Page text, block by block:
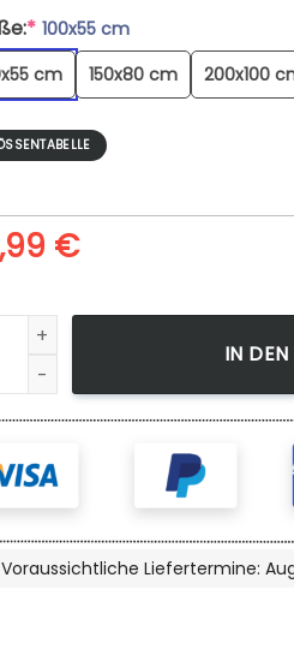
* 100x55 cm
cm
150x80 cm 200x100
€
Ball Goku Anime 8 -
IN
Voraussichtliche Liefertermine: